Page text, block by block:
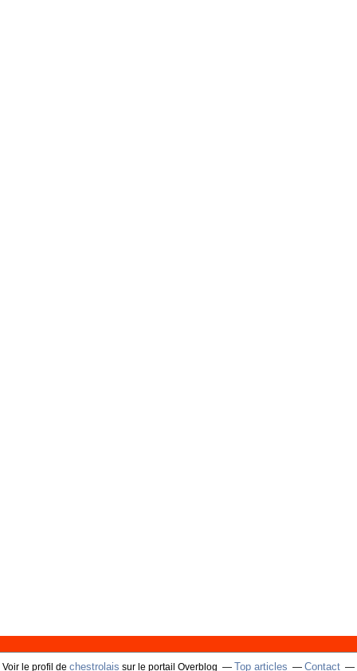
Voir le profil de chestrolais sur le portail Overblog Top articles Contact